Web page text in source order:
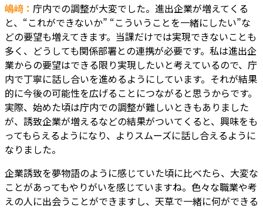
嶋﨑： 庁内での調整が大変でした。進出企業が増えてくる
と、“これができないか” “こういうことを一緒にしたい”な
どの要望も増えてきます。当課だけでは実現できないことも
多く、どうしても関係部署との連携が必要です。私は進出企
業からの要望はできる限り実現したいと考えているので、庁
内で丁寧に話し合いを進めるようにしています。それが結果
的に今後の可能性を広げることにつながると思うからです。
実際、始めた頃は庁内での調整が難しいときもありました
が、誘致企業が増えるなどの結果がついてくると、興味をも
ってもらえるようになり、よりスムーズに話し合えるように
なりました。
企業誘致を夢物語のように感じていた頃に比べたら、大変な
ことがあってもやりがいを感じていますね。色々な職業や考
えの人に出会うことができますし、天草で一緒に何ができる